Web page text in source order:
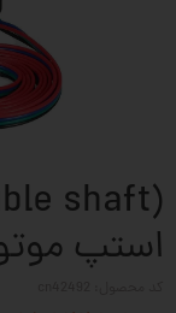
shaft)
استپ